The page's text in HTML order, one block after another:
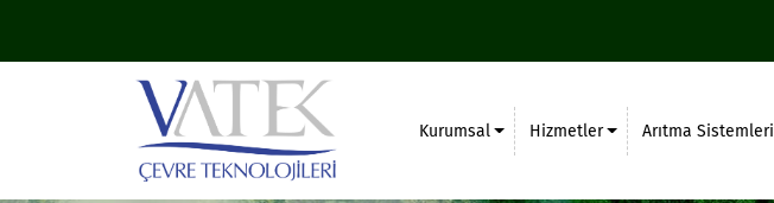
Kurumsal Hizmetler Arıtma Sistemleri